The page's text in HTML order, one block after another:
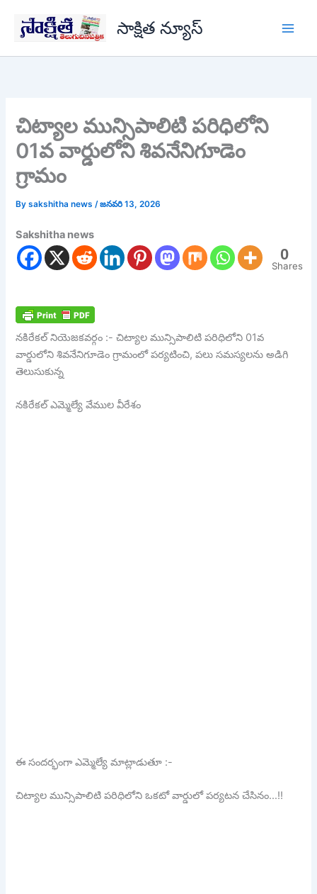
content
సాక్షిత న్యూస్
చిట్యాల మున్సిపాలిటి పరిధిలోని
01వ వార్డులోని శివనేనిగూడెం
గ్రామం
Bysakshitha news/జనవరి 13, 2026
Sakshitha news
0
Shares
నకిరేకల్ నియెజకవర్గం :- చిట్యాల మున్సిపాలిటి పరిధిలోని 01వ
వార్డులోని శివనేనిగూడెం గ్రామంలో పర్యటించి, పలు సమస్యలను అడిగి
తెలుసుకున్న
నకిరేకల్ ఎమ్మెల్యే వేముల వీరేశం
ఈ సందర్భంగా ఎమ్మెల్యే మాట్లాడుతూ :-
చిట్యాల మున్సిపాలిటి పరిధిలోని ఒకటో వార్డులో పర్యటన చేసినం…!!